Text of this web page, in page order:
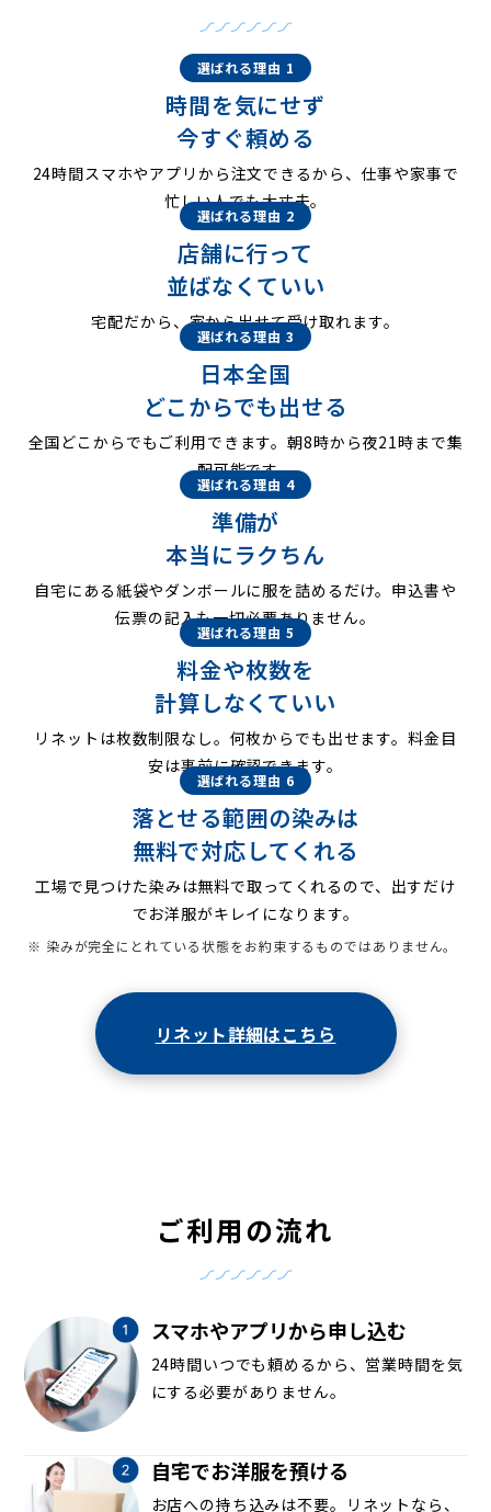
選ばれる理由 1
時間を気にせず
今すぐ頼める
24時間スマホやアプリから注文できるから、仕事や家事で
忙しい人でも大丈夫。
選ばれる理由 2
店舗に行って
並ばなくていい
宅配だから、家から出せて受け取れます。
選ばれる理由 3
日本全国
どこからでも出せる
全国どこからでもご利用できます。朝8時から夜21時まで集
配可能です。
選ばれる理由 4
準備が
本当にラクちん
自宅にある紙袋やダンボールに服を詰めるだけ。申込書や
伝票の記入も一切必要ありません。
選ばれる理由 5
料金や枚数を
計算しなくていい
リネットは枚数制限なし。何枚からでも出せます。料金目
安は事前に確認できます。
選ばれる理由 6
落とせる範囲の染みは
無料で対応してくれる
工場で見つけた染みは無料で取ってくれるので、出すだけ
でお洋服がキレイになります。
※ 染みが完全にとれている状態をお約束するものではありません。
リネット詳細はこちら
ご利用の流れ
スマホやアプリから申し込む
24時間いつでも頼めるから、営業時間を気
にする必要がありません。
自宅でお洋服を預ける
お店への持ち込みは不要。リネットなら、